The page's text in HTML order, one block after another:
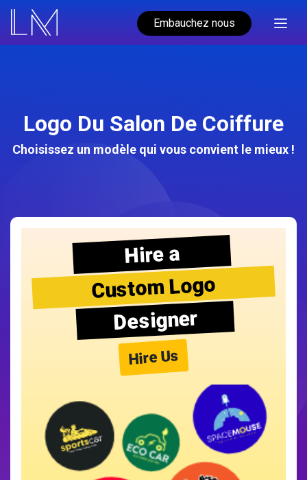
Embauchez nous
Logo Du Salon De Coiffure
Choisissez un modèle qui vous convient le mieux !
Hire a
Custom Logo
Designer
Hire Us